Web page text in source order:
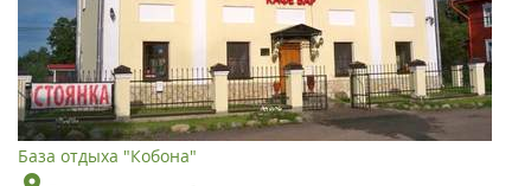
База отдыха "Кобона"